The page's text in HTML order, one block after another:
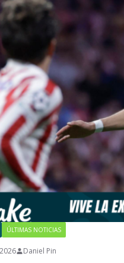
ÚLTIMAS NOTICIAS
Daniel Pin